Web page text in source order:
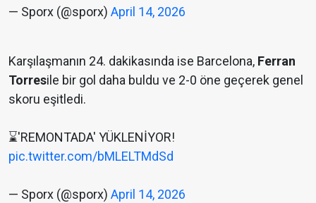
— Sporx (@sporx) April 14, 2026
Karşılaşmanın 24. dakikasında ise Barcelona, Ferran
Torresile bir gol daha buldu ve 2-0 öne geçerek genel
skoru eşitledi.
⌛️'REMONTADA' YÜKLENİYOR!
pic.twitter.com/bMLELTMdSd
— Sporx (@sporx) April 14, 2026